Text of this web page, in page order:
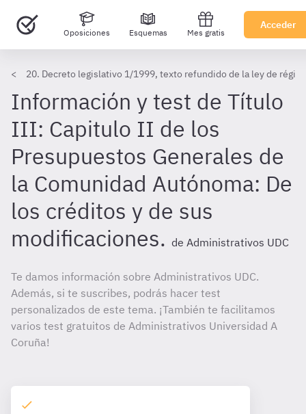
Oposiciones Esquemas Mes gratis
Acceder
20. Decreto legislativo 1/1999, texto refundido de la ley de
Información y test de Título
III: Capitulo II de los
Presupuestos Generales de
la Comunidad Autónoma: De
los créditos y de sus
modificaciones. de Administrativos UDC
Te damos información sobre Administrativos UDC.
Además, si te suscribes, podrás hacer test
personalizados de este tema. ¡También te facilitamos
varios test gratuitos de Administrativos Universidad A
Coruña!